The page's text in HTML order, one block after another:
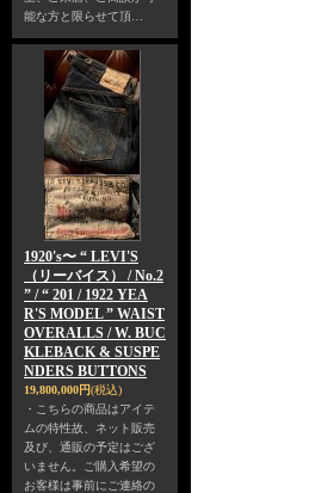
能な方と限らせて頂…
1920's〜 “ LEVI'S
（リーバイス） / No.2
” / “ 201 / 1922 YEA
R'S MODEL ” WAIST
OVERALLS / W. BUC
KLEBACK & SUSPE
NDERS BUTTONS
19,800,000円(税込)
・こちらの商品はアイテ
ムの特性故、ネット販売
及び、通販の予定はござ
いません。ご購入希望の
お客様は事前にご連絡の